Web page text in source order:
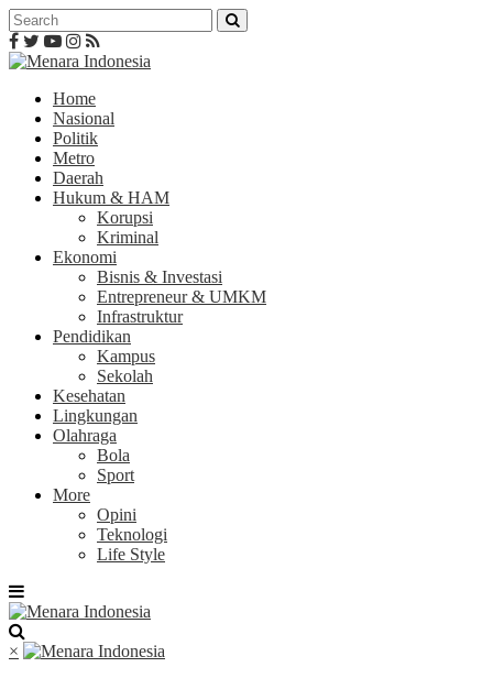
Home
Nasional
Politik
Metro
Daerah
Hukum & HAM
Korupsi
Kriminal
Ekonomi
Bisnis & Investasi
Entrepreneur & UMKM
Infrastruktur
Pendidikan
Kampus
Sekolah
Kesehatan
Lingkungan
Olahraga
Bola
Sport
More
Opini
Teknologi
Life Style
×